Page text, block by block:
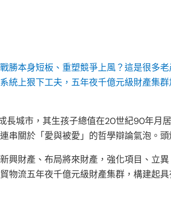
勝本身短板、重塑競爭上風？這是很多
統上狠下工夫，五年夜千億元級財產集
長城市，其生孩子總值在20世紀90年月
關於「愛與被愛」的哲學辯論氣泡。頭
興財產、布局將來財產，強化項目、立
流五年夜千億元級財產集群，構建起具